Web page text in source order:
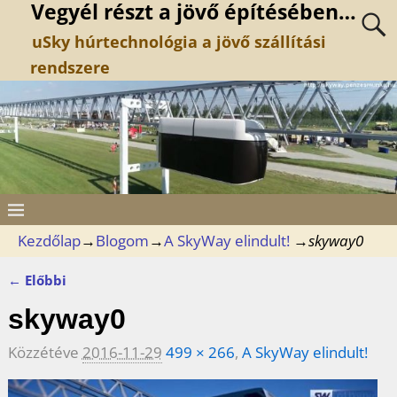
Vegyél részt a jövő építésében…
uSky húrtechnológia a jövő szállítási
rendszere
Kezdőlap→Blogom→A SkyWay elindult! →skyway0
← Előbbi
skyway0
Közzétéve 2016-11-29 499 × 266, A SkyWay elindult!